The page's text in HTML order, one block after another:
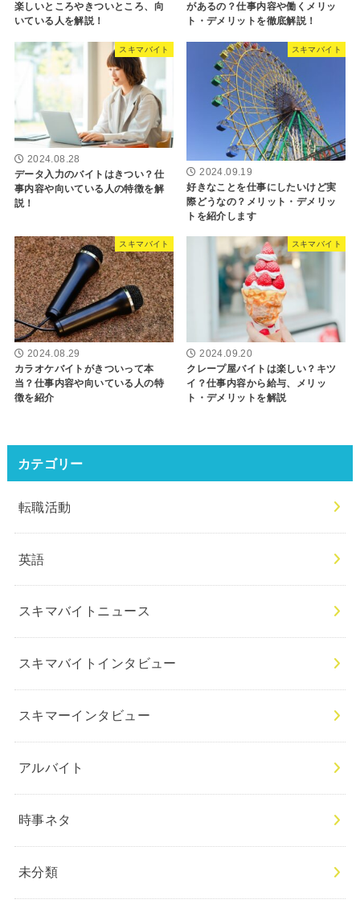
楽しいところやきついところ、向
いている人を解説！
があるの？仕事内容や働くメリッ
ト・デメリットを徹底解説！
スキマバイト
2024.08.28
データ入力のバイトはきつい？仕
事内容や向いている人の特徴を解
説！
スキマバイト
2024.09.19
好きなことを仕事にしたいけど実
際どうなの？メリット・デメリッ
トを紹介します
スキマバイト
2024.08.29
カラオケバイトがきついって本
当？仕事内容や向いている人の特
徴を紹介
スキマバイト
2024.09.20
クレープ屋バイトは楽しい？キツ
イ？仕事内容から給与、メリッ
ト・デメリットを解説
カテゴリー
転職活動
英語
スキマバイトニュース
スキマバイトインタビュー
スキマーインタビュー
アルバイト
時事ネタ
未分類